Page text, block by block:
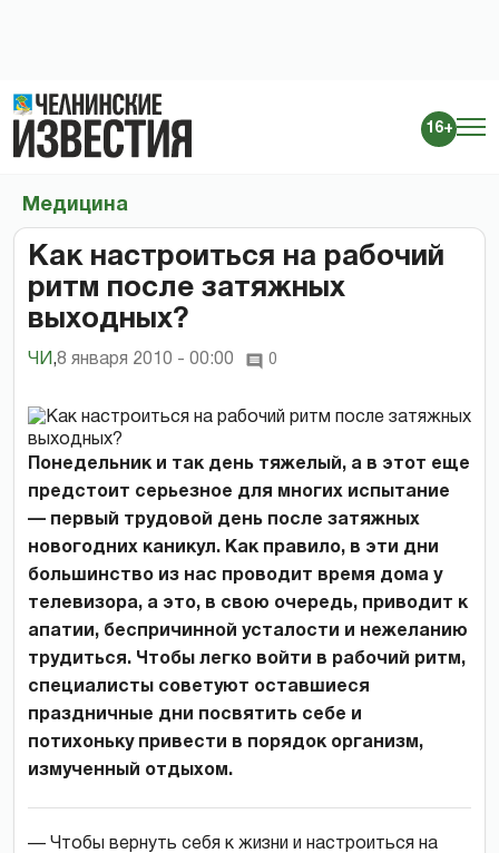
16+
Медицина
Как настроиться на рабочий
ритм после затяжных
выходных?
ЧИ ,8 января 2010 - 00:00 0
Понедельник и так день тяжелый, а в этот еще
предстоит серьезное для многих испытание
— первый трудовой день после затяжных
новогодних каникул. Как правило, в эти дни
большинство из нас проводит время дома у
телевизора, а это, в свою очередь, приводит к
апатии, беспричинной усталости и нежеланию
трудиться. Чтобы легко войти в рабочий ритм,
специалисты советуют оставшиеся
праздничные дни посвятить себе и
потихоньку привести в порядок организм,
измученный отдыхом.
— Чтобы вернуть себя к жизни и настроиться на